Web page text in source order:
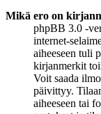
Mikä ero on
phpBB 3.0 -
internet-
aiheeseen tuli
kirjanmerkit
Voit saada
päivittyy.
aiheeseen tai